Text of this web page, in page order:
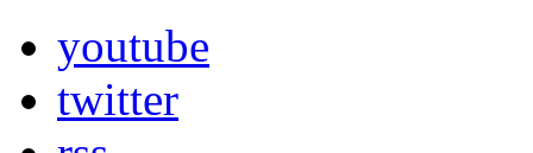
youtube
twitter